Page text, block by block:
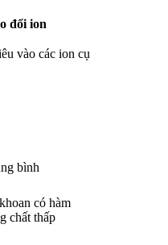
đổi ion
vào các ion cụ
bình
có hàm
chất thấp